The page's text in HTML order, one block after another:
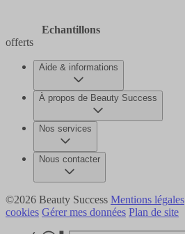
Echantillons
offerts
Aide & informations
À propos de Beauty Success
Nos services
Nous contacter
©2026 Beauty Success Mentions légales
cookies Gérer mes données Plan de site